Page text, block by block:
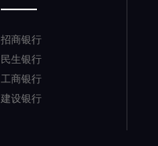
招商银行
民生银行
工商银行
建设银行